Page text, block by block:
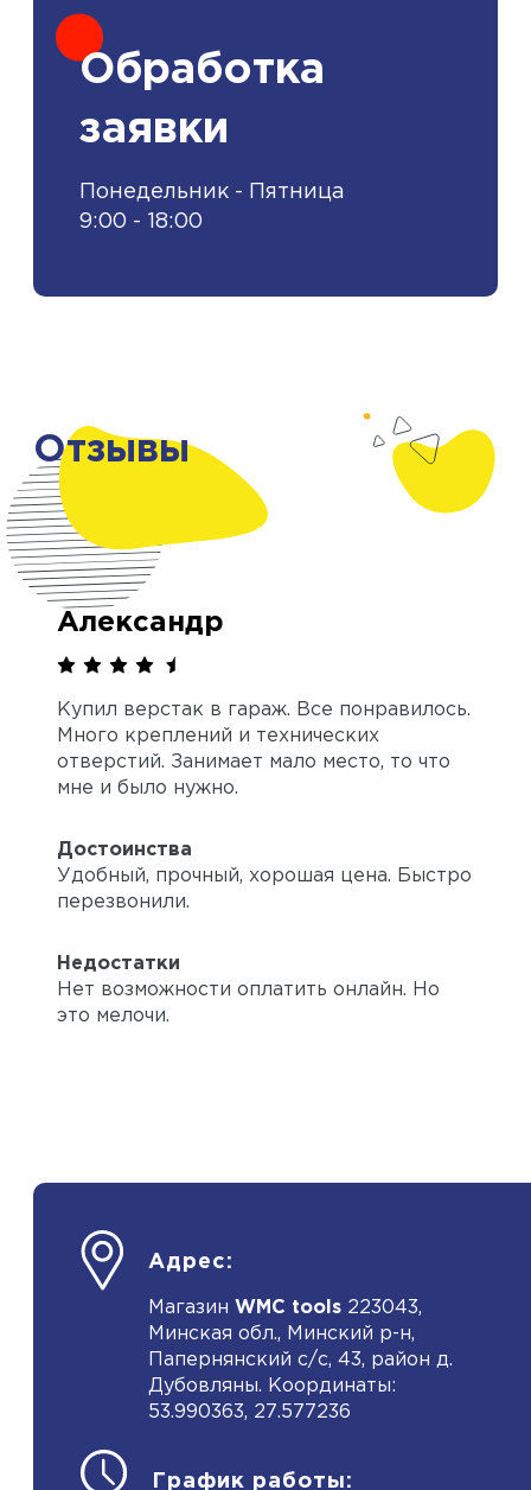
Обработка
заявки
Понедельник - Пятница
9:00 - 18:00
Отзывы
Александр
Купил верстак в гараж. Все понравилось.
Много креплений и технических
отверстий. Занимает мало место, то что
мне и было нужно.
Достоинства
Удобный, прочный, хорошая цена. Быстро
перезвонили.
Недостатки
Нет возможности оплатить онлайн. Но
это мелочи.
Адрес:
Магазин WMC tools 223043,
Минская обл., Минский р-н,
Папернянский с/с, 43, район д.
Дубовляны. Координаты:
53.990363, 27.577236
График работы: